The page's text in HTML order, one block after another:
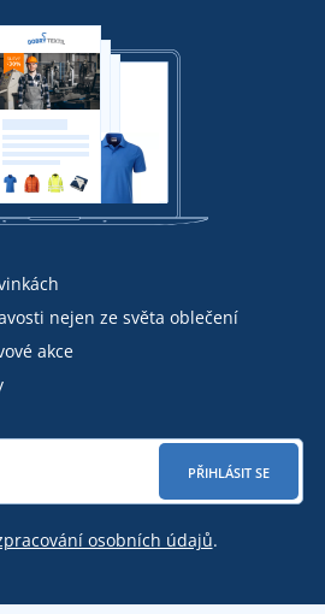
nejen ze světa oblečení
akce
PŘIHLÁSIT SE
osobních údajů.